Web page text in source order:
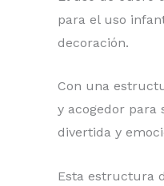
para el uso
decoración.
Con una
y acogedor para
divertida y
Esta estructura